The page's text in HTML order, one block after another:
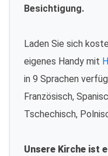
Besichtigung.
Laden Sie sich
eigenes Handy mit
in 9 Sprachen
Französisch,
Tschechisch,
Unsere Kirche ist